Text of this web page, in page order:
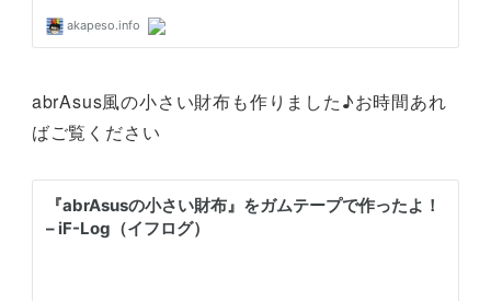
abrAsus風の小さい財布も作りました♪お時間あれ
ばご覧ください